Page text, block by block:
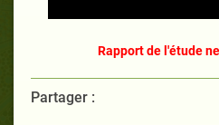
Rapport de l'étude
Partager :